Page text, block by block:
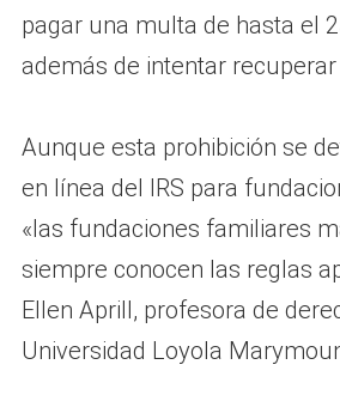
pagar una multa de hasta el
además de intentar recuperar
Aunque esta prohibición se
en línea del IRS para
«las fundaciones familiares
siempre conocen las reglas
Ellen Aprill, profesora de
Universidad Loyola